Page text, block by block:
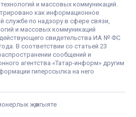
и массовых коммуникаций.
как информационное
службе по надзору в сфере связи,
и массовых коммуникаций
свидетельства ИА № ФС
В соответствии со статьей 23
сообщений и
агентства «Татар-информ» другим
гиперссылка на него
җәмгыяте